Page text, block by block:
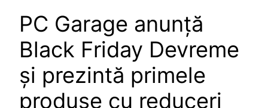
PC Garage anunță
Black Friday Devreme
și prezintă primele
produse cu reduceri